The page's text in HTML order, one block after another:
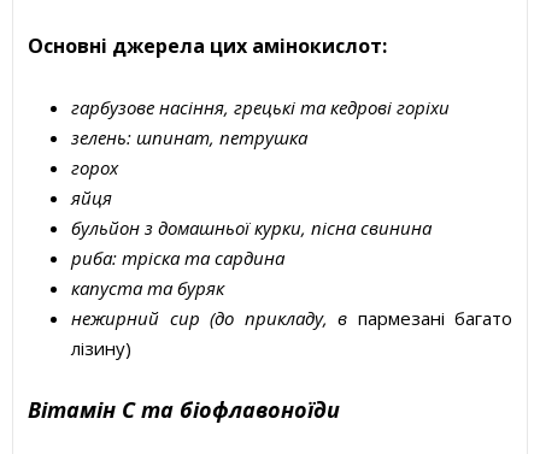
Основні джерела цих амінокислот:
гарбузове насіння, грецькі та кедрові горіхи
зелень: шпинат, петрушка
горох
яйця
бульйон з домашньої курки, пісна свинина
риба: тріска та сардина
капуста та буряк
нежирний сир (до прикладу, в пармезані багато
лізину)
Вітамін С та біофлавоноїди